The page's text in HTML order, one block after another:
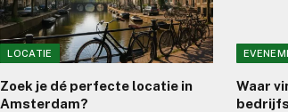
LOCATIE
Zoek je dé perfecte locatie in
Amsterdam?
Waar